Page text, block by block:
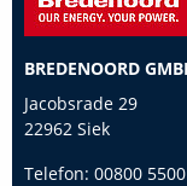
BREDENOORD
Jacobsrade 29
22962 Siek
Telefon: 00800